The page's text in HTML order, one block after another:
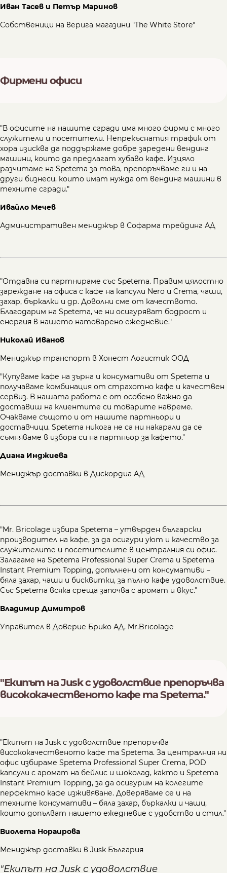
Иван Тасев и Петър Маринов
Собственици на верига магазини "The White Store"
Фирмени офиси
"В офисите на нашите сгради има много фирми с много
служители и посетители. Непрекъснатия трафик от
хора изисква да поддържаме добре заредени вендинг
машини, които да предлагат хубаво кафе. Изцяло
разчитаме на Spetema за това, препоръчваме ги и на
други бизнеси, които имат нужда от вендинг машини в
техните сгради."
Ивайло Мечев
Административен мениджър в Софарма трейдинг АД
"Отдавна си партнираме със Spetema. Правим цялостно
зареждане на офиса с кафе на капсули Nero и Crema, чаши,
захар, бъркалки и др. Доволни сме от качеството.
Благодарим на Spetema, че ни осигуряват бодрост и
енергия в нашето натоварено ежедневие."
Николай Иванов
Мениджър транспорт в Хонест Логистик ООД
"Купуваме кафе на зърна и консумативи от Spetema и
получаваме комбинация от страхотно кафе и качествен
сервиз. В нашата работа е от особено важно да
доставиш на клиентите си товарите навреме.
Очакваме същото и от нашите партньори и
доставчици. Spetema никога не са ни накарали да се
съмняваме в избора си на партньор за кафето."
Диана Инджиева
Мениджър доставки в Дискордиа АД
"Mr. Bricolage избира Spetema – утвърден български
производител на кафе, за да осигури уют и качество за
служителите и посетителите в централния си офис.
Залагаме на Spetema Professional Super Crema и Spetema
Instant Premium Topping, допълнени от консумативи –
бяла захар, чаши и бисквитки, за пълно кафе удоволствие.
Със Spetema всяка среща започва с аромат и вкус."
Владимир Димитров
Управител в Доверие Брико АД, Mr.Bricolage
"Екипът на Jusk с удоволствие препоръчва
висококачественото кафе та Spetema."
"Екипът на Jusk с удоволствие препоръчва
висококачественото кафе та Spetema. За централния ни
офис избираме Spetema Professional Super Crema, POD
капсули с аромат на бейлис и шоколад, както и Spetema
Instant Premium Topping, за да осигурим на колегите
перфектно кафе изживяване. Доверяваме се и на
техните консумативи – бяла захар, бъркалки и чаши,
които допълват нашето ежедневие с удобство и стил."
Виолета Нораирова
Мениджър доставки в Jusk България